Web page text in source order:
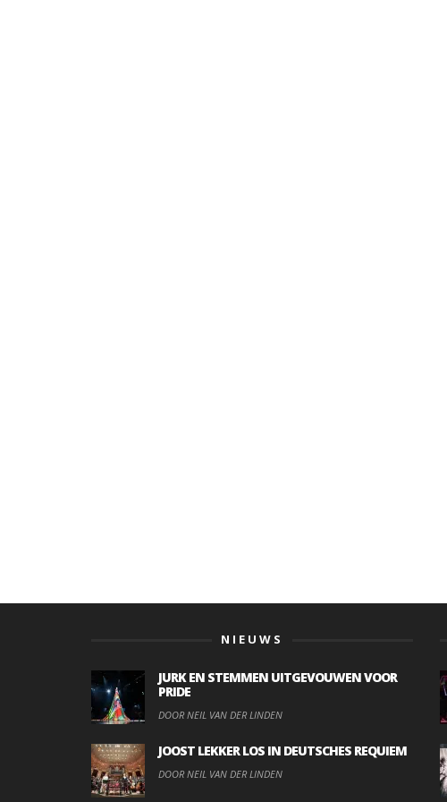
NIEUWS
JURK EN STEMMEN UITGEVOUWEN VOOR
PRIDE
DOOR NEIL VAN DER LINDEN
JOOST LEKKER LOS IN DEUTSCHES REQUIEM
DOOR NEIL VAN DER LINDEN